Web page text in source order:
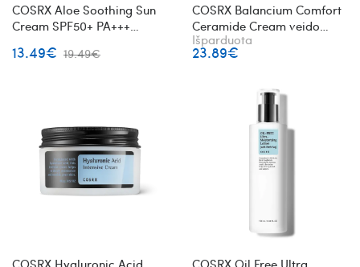
COSRX Aloe Soothing Sun
Cream SPF50+ PA+++
saulės
13.49€ 19.49€
COSRX Balancium Comfort
Ceramide Cream veido
kremas su keramidais
Išparduota
23.89€